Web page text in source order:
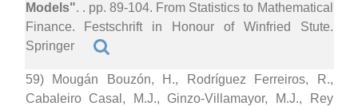
Models". . pp. 89-104. From Statistics to Mathematical
Finance. Festschrift in Honour of Winfried Stute.
Springer
59) Mougán Bouzón, H., Rodríguez Ferreiros, R.,
Cabaleiro Casal, M.J., Ginzo-Villamayor, M.J., Rey